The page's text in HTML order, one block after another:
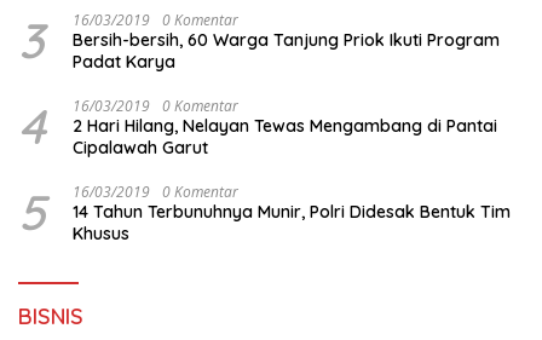
3 16/03/2019 0 Komentar
Bersih-bersih, 60 Warga Tanjung Priok Ikuti Program
Padat Karya
4 16/03/2019 0 Komentar
2 Hari Hilang, Nelayan Tewas Mengambang di Pantai
Cipalawah Garut
5 16/03/2019 0 Komentar
14 Tahun Terbunuhnya Munir, Polri Didesak Bentuk Tim
Khusus
BISNIS